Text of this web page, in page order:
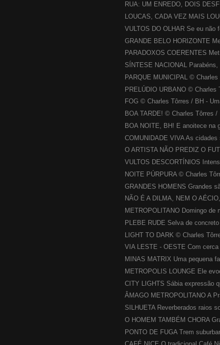
RUA: UM ENREDO, DOIS
LOUCAS, CADA VEZ MAIS
VULTOS DO OLHAR Se eu não
GRANDE BELO HORIZONTE
PARADOXOS COERENTES
SÍNTESE NACIONAL
PARQUE MUNICIPAL ©
PRELÚDIO URBANO © Charles
FOG © Charles Tôrres / BH -
BOA TARDE! © Charles Tôrres
BOA NOITE, BH! E anoitece na
COMUNIDADE VIVA As
O ARTISTA NÃO PREDIZ O
VULTOS DESCORTÍNIOS
NOITE PÚRPURA © Charles
GRANDES HOMENS Grandes
NÃO É A DILMA, NEM O
METROPOLITANO Domingo de
PLEBE RUDE Selva de
LIGHT TO DARK © Charles
VIA LESTE - OESTE Com
MINAS MATRIX Uma pequena
METROPOLIS LOUNGE Ele
CITY LIGHTS Sábia expressão
ÂMAGO METROPOLITANO A
SILHUETA Reverberados raios
O HOMEM TAMBÉM CHORA
PONTO DE FUGA Trem